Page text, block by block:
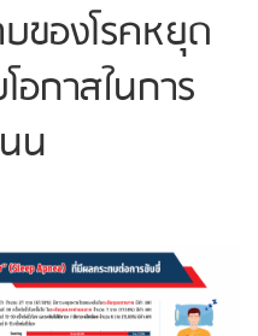
ของโรคหยุด
กาสในการ
น